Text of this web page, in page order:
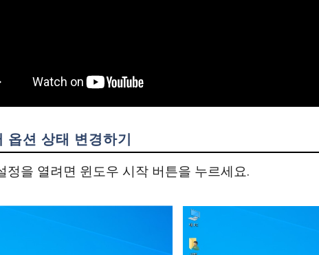
옵션 상태 변경하기
정을 열려면 윈도우 시작 버튼을 누르세요.